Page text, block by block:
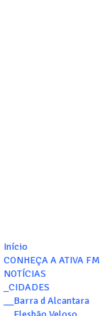
Início
CONHEÇA A ATIVA FM
NOTÍCIAS
_CIDADES
__Barra d Alcantara